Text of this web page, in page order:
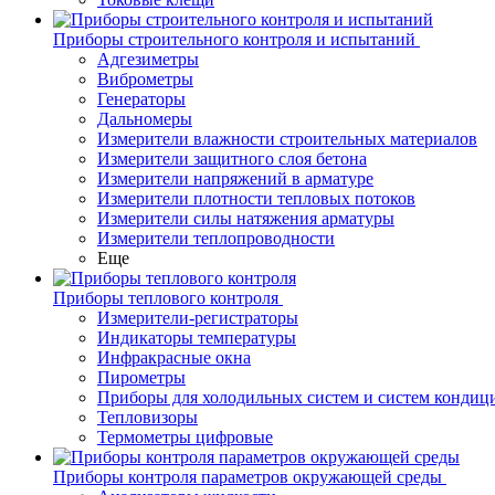
Приборы строительного контроля и испытаний
Адгезиметры
Виброметры
Генераторы
Дальномеры
Измерители влажности строительных материалов
Измерители защитного слоя бетона
Измерители напряжений в арматуре
Измерители плотности тепловых потоков
Измерители силы натяжения арматуры
Измерители теплопроводности
Еще
Приборы теплового контроля
Измерители-регистраторы
Индикаторы температуры
Инфракрасные окна
Пирометры
Приборы для холодильных систем и систем
Тепловизоры
Термометры цифровые
Приборы контроля параметров окружающей среды